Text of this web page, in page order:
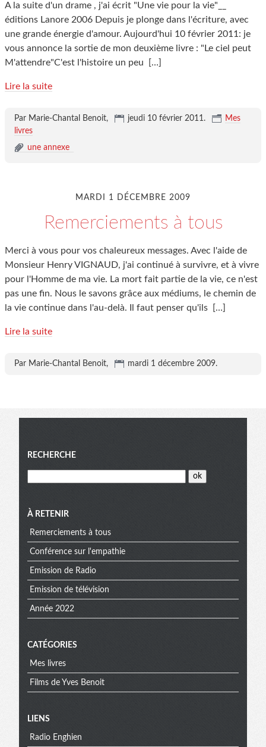
A la suite d'un drame , j'ai écrit "Une vie pour la vie"__
éditions Lanore 2006 Depuis je plonge dans l'écriture, avec
une grande énergie d'amour. Aujourd'hui 10 février 2011: je
vous annonce la sortie de mon deuxième livre : "Le ciel peut
M'attendre"C'est l'histoire un peu
[…]
Lire la suite
Par Marie-Chantal Benoit, jeudi 10 février 2011.
Mes
livres
une annexe
MARDI 1 DÉCEMBRE 2009
Remerciements à tous
Merci à vous pour vos chaleureux messages. Avec l'aide de
Monsieur Henry VIGNAUD, j'ai continué à survivre, et à vivre
pour l'Homme de ma vie. La mort fait partie de la vie, ce n'est
pas une fin. Nous le savons grâce aux médiums, le chemin de
la vie continue dans l'au-delà. Il faut penser qu'ils
[…]
Lire la suite
Par Marie-Chantal Benoit, mardi 1 décembre 2009.
Menu
RECHERCHE
À RETENIR
Remerciements à tous
Conférence sur l'empathie
Emission de Radio
Emission de télévision
Année 2022
CATÉGORIES
Mes livres
Films de Yves Benoit
Menu
LIENS
Radio Enghien